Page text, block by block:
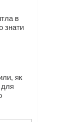
в
знати
як